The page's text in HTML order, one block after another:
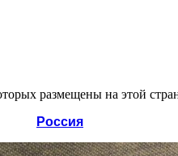
размещены на этой
Россия